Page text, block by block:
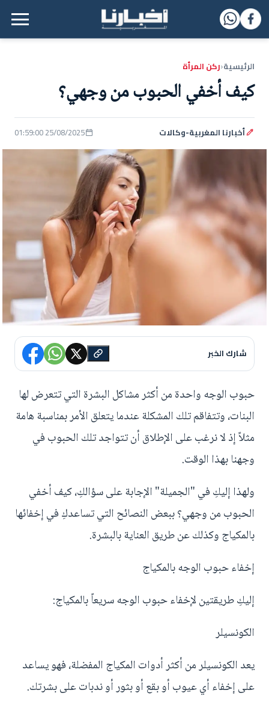
القائمة الرئيسية
الرئيسية‹ركن المرأة
كيف أخفي الحبوب من وجهي؟
أخبارنا المغربية-وكالات 25/08/2025 01:59:00
شارك الخبر
حبوب الوجه واحدة من أكثر مشاكل البشرة التي تتعرض لها
البنات، وتتفاقم تلك المشكلة عندما يتعلق الأمر بمناسبة هامة
مثلاً إذ لا نرغب على الإطلاق أن تتواجد تلك الحبوب في
وجهنا بهذا الوقت.
ولهذا إليكِ في "الجميلة" الإجابة على سؤالكِ، كيف أخفي
الحبوب من وجهي؟ ببعض النصائح التي تساعدكِ في إخفائها
بالمكياج وكذلك عن طريق العناية بالبشرة.
إخفاء حبوب الوجه بالمكياج
إليكِ طريقتين لإخفاء حبوب الوجه سريعاً بالمكياج:
الكونسيلر
يعد الكونسيلر من أكثر أدوات المكياج المفضلة، فهو يساعد
على إخفاء أي عيوب أو بقع أو بثور أو ندبات على بشرتك.